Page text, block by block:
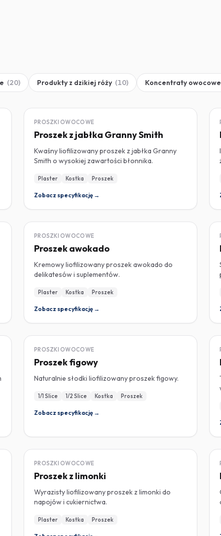
(20) Produkty z dzikiej róży (10) Koncentraty owocowe
LIOFILIZOWANY
PROSZKI OWOCOWE
Proszek z jabłka Granny Smith
Kwaśny liofilizowany proszek z jabłka Granny
Smith o wysokiej zawartości błonnika.
Plaster Kostka Proszek
Zobacz specyfikację →
LIOFILIZOWANY
PROSZKI OWOCOWE
Proszek awokado
Kremowy liofilizowany proszek awokado do
delikatesów i suplementów.
Plaster Kostka Proszek
Zobacz specyfikację →
LIOFILIZOWANY
PROSZKI OWOCOWE
Proszek figowy
Naturalnie słodki liofilizowany proszek figowy.
1/1 Slice 1/2 Slice Kostka Proszek
Zobacz specyfikację →
LIOFILIZOWANY
PROSZKI OWOCOWE
Proszek z limonki
Wyrazisty liofilizowany proszek z limonki do
napojów i cukiernictwa.
Plaster Kostka Proszek